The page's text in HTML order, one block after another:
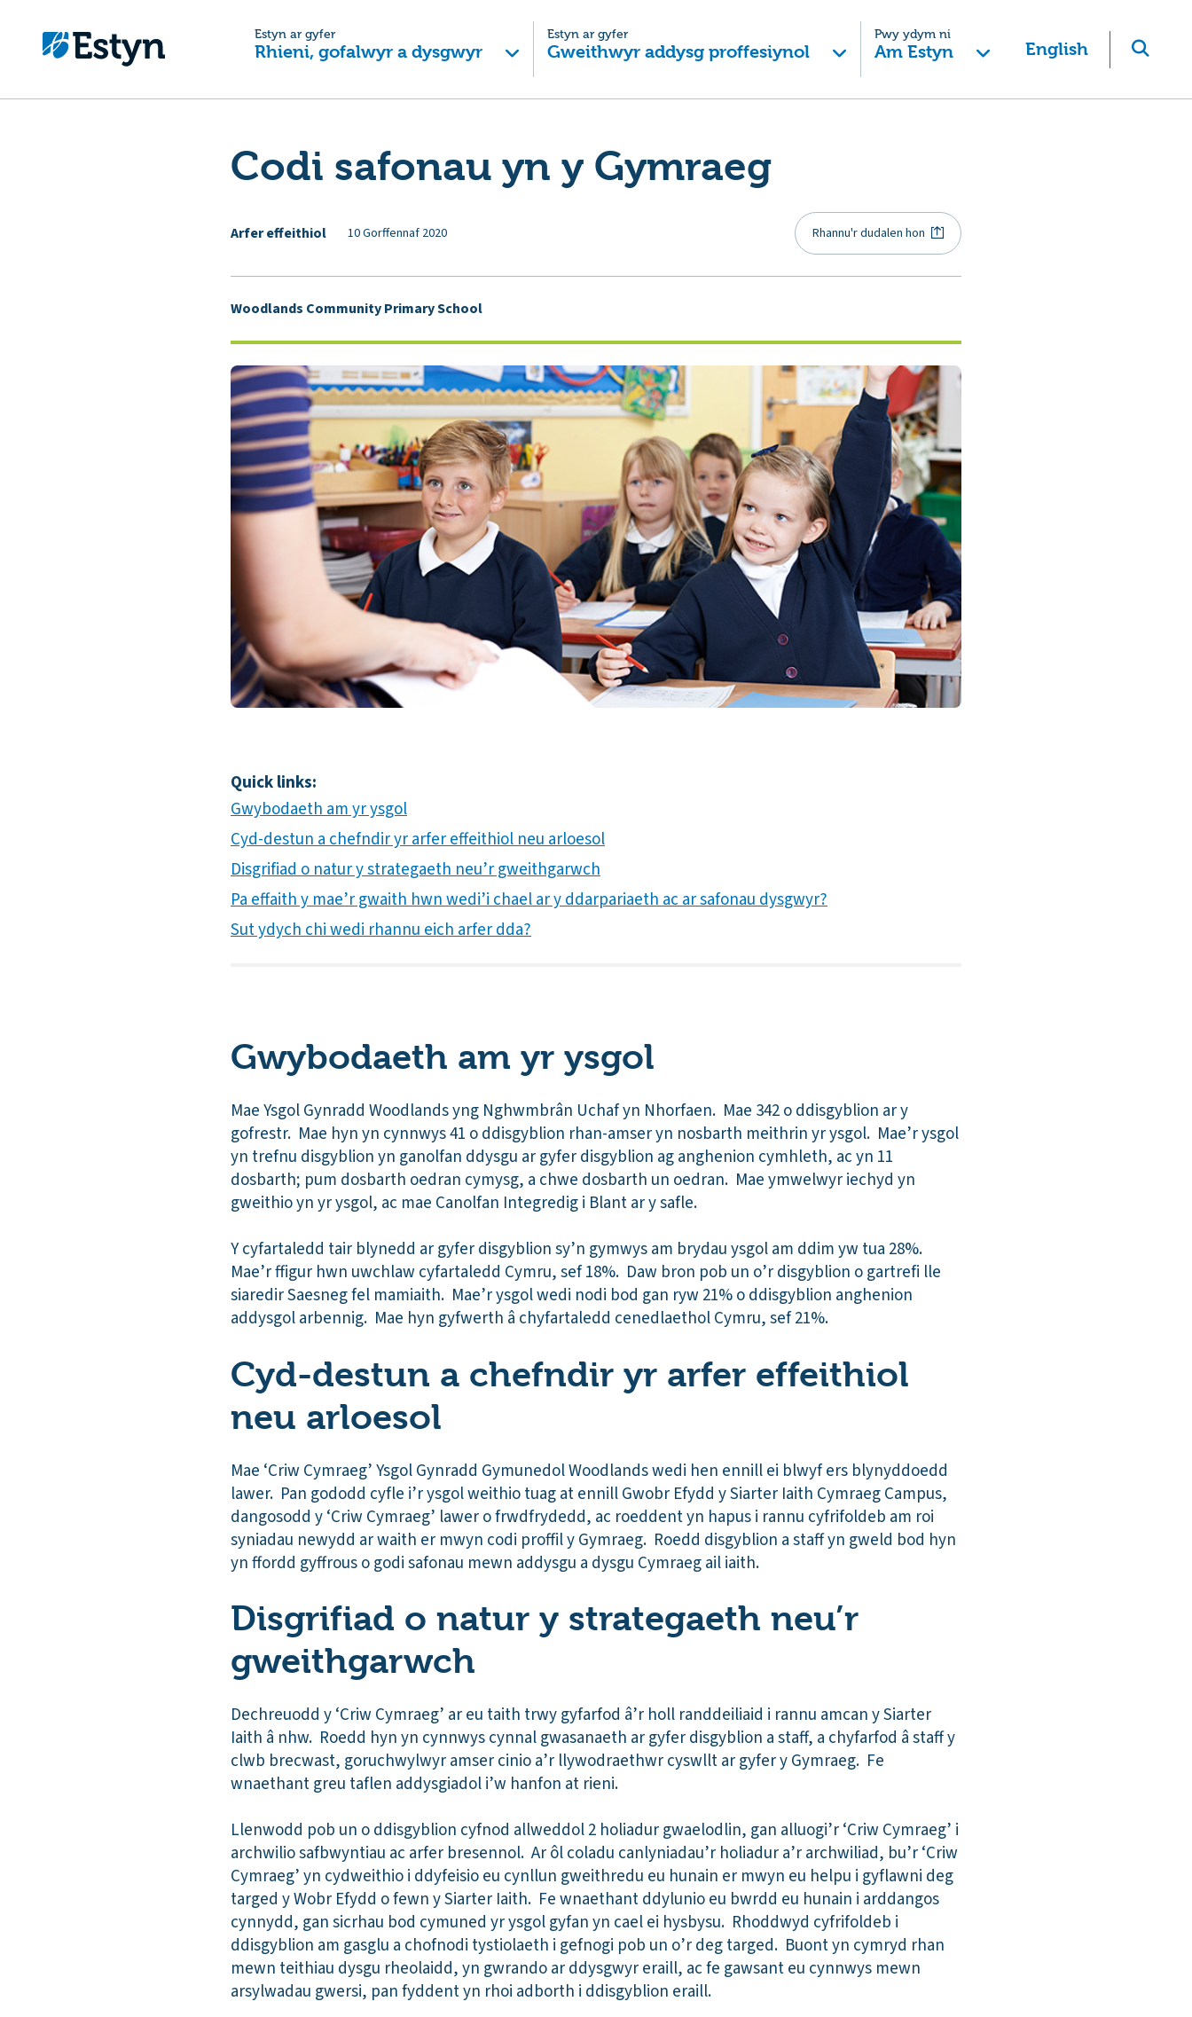
Estyn ar gyfer
Rhieni, gofalwyr a dysgwyr
Estyn ar gyfer
Gweithwyr addysg proffesiynol
Pwy ydym ni
Am Estyn English
Codi safonau yn y Gymraeg
Arfer effeithiol 10 Gorffennaf 2020 Rhannu'r dudalen hon
Woodlands Community Primary School
Quick links:
Gwybodaeth am yr ysgol
Cyd-destun a chefndir yr arfer effeithiol neu arloesol
Disgrifiad o natur y strategaeth neu’r gweithgarwch
Pa effaith y mae’r gwaith hwn wedi’i chael ar y ddarpariaeth ac ar safonau dysgwyr?
Sut ydych chi wedi rhannu eich arfer dda?
Gwybodaeth am yr ysgol
Mae Ysgol Gynradd Woodlands yng Nghwmbrân Uchaf yn Nhorfaen. Mae 342 o ddisgyblion ar y
gofrestr. Mae hyn yn cynnwys 41 o ddisgyblion rhan-amser yn nosbarth meithrin yr ysgol. Mae’r ysgol
yn trefnu disgyblion yn ganolfan ddysgu ar gyfer disgyblion ag anghenion cymhleth, ac yn 11
dosbarth; pum dosbarth oedran cymysg, a chwe dosbarth un oedran. Mae ymwelwyr iechyd yn
gweithio yn yr ysgol, ac mae Canolfan Integredig i Blant ar y safle.
Y cyfartaledd tair blynedd ar gyfer disgyblion sy’n gymwys am brydau ysgol am ddim yw tua 28%.
Mae’r ffigur hwn uwchlaw cyfartaledd Cymru, sef 18%. Daw bron pob un o’r disgyblion o gartrefi lle
siaredir Saesneg fel mamiaith. Mae’r ysgol wedi nodi bod gan ryw 21% o ddisgyblion anghenion
addysgol arbennig. Mae hyn gyfwerth â chyfartaledd cenedlaethol Cymru, sef 21%.
Cyd-destun a chefndir yr arfer effeithiol
neu arloesol
Mae ‘Criw Cymraeg’ Ysgol Gynradd Gymunedol Woodlands wedi hen ennill ei blwyf ers blynyddoedd
lawer. Pan gododd cyfle i’r ysgol weithio tuag at ennill Gwobr Efydd y Siarter Iaith Cymraeg Campus,
dangosodd y ‘Criw Cymraeg’ lawer o frwdfrydedd, ac roeddent yn hapus i rannu cyfrifoldeb am roi
syniadau newydd ar waith er mwyn codi proffil y Gymraeg. Roedd disgyblion a staff yn gweld bod hyn
yn ffordd gyffrous o godi safonau mewn addysgu a dysgu Cymraeg ail iaith.
Disgrifiad o natur y strategaeth neu’r
gweithgarwch
Dechreuodd y ‘Criw Cymraeg’ ar eu taith trwy gyfarfod â’r holl randdeiliaid i rannu amcan y Siarter
Iaith â nhw. Roedd hyn yn cynnwys cynnal gwasanaeth ar gyfer disgyblion a staff, a chyfarfod â staff y
clwb brecwast, goruchwylwyr amser cinio a’r llywodraethwr cyswllt ar gyfer y Gymraeg. Fe
wnaethant greu taflen addysgiadol i’w hanfon at rieni.
Llenwodd pob un o ddisgyblion cyfnod allweddol 2 holiadur gwaelodlin, gan alluogi’r ‘Criw Cymraeg’ i
archwilio safbwyntiau ac arfer bresennol. Ar ôl coladu canlyniadau’r holiadur a’r archwiliad, bu’r ‘Criw
Cymraeg’ yn cydweithio i ddyfeisio eu cynllun gweithredu eu hunain er mwyn eu helpu i gyflawni deg
targed y Wobr Efydd o fewn y Siarter Iaith. Fe wnaethant ddylunio eu bwrdd eu hunain i arddangos
cynnydd, gan sicrhau bod cymuned yr ysgol gyfan yn cael ei hysbysu. Rhoddwyd cyfrifoldeb i
ddisgyblion am gasglu a chofnodi tystiolaeth i gefnogi pob un o’r deg targed. Buont yn cymryd rhan
mewn teithiau dysgu rheolaidd, yn gwrando ar ddysgwyr eraill, ac fe gawsant eu cynnwys mewn
arsylwadau gwersi, pan fyddent yn rhoi adborth i ddisgyblion eraill.